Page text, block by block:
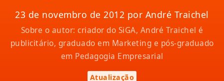
23 de novembro de 2012 por André Traichel
Sobre o autor: criador do SiGA, André Traichel é
publicitário, graduado em Marketing e pós-graduado
em Pedagogia Empresarial
Atualização